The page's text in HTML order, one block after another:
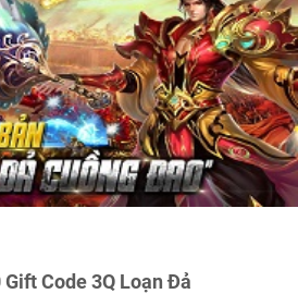
Code 3Q Loạn Đả